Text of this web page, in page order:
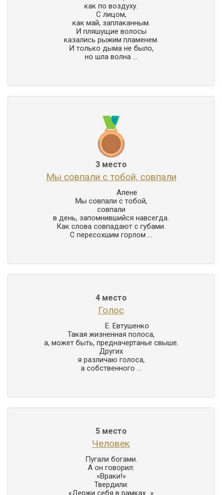
как по воздуху.
С лицом,
как май, заплаканным.
И пляшущие волосы
казались рыжим пламенем.
И только дыма не было,
но шла волна ...
3 место
Мы совпали с тобой, совпали
Мы совпали с тобой,
совпали
в день, запомнившийся навсегда.
Как слова совпадают с губами.
С пересохшим горлом ...
4 место
Голос
Такая жизненная полоса,
а, может быть, предначертанье свыше.
Других
я различаю голоса,
а собственного ...
5 место
Человек
Пугали богами.
А он говорил:
«Враки!»
Твердили:
«Держи себя в рамках...»